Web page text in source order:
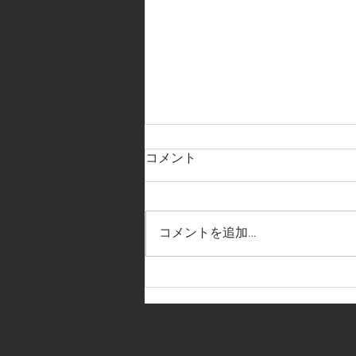
【全社関西大会 組み合わせ決
定】
コメント
コメントを追加…